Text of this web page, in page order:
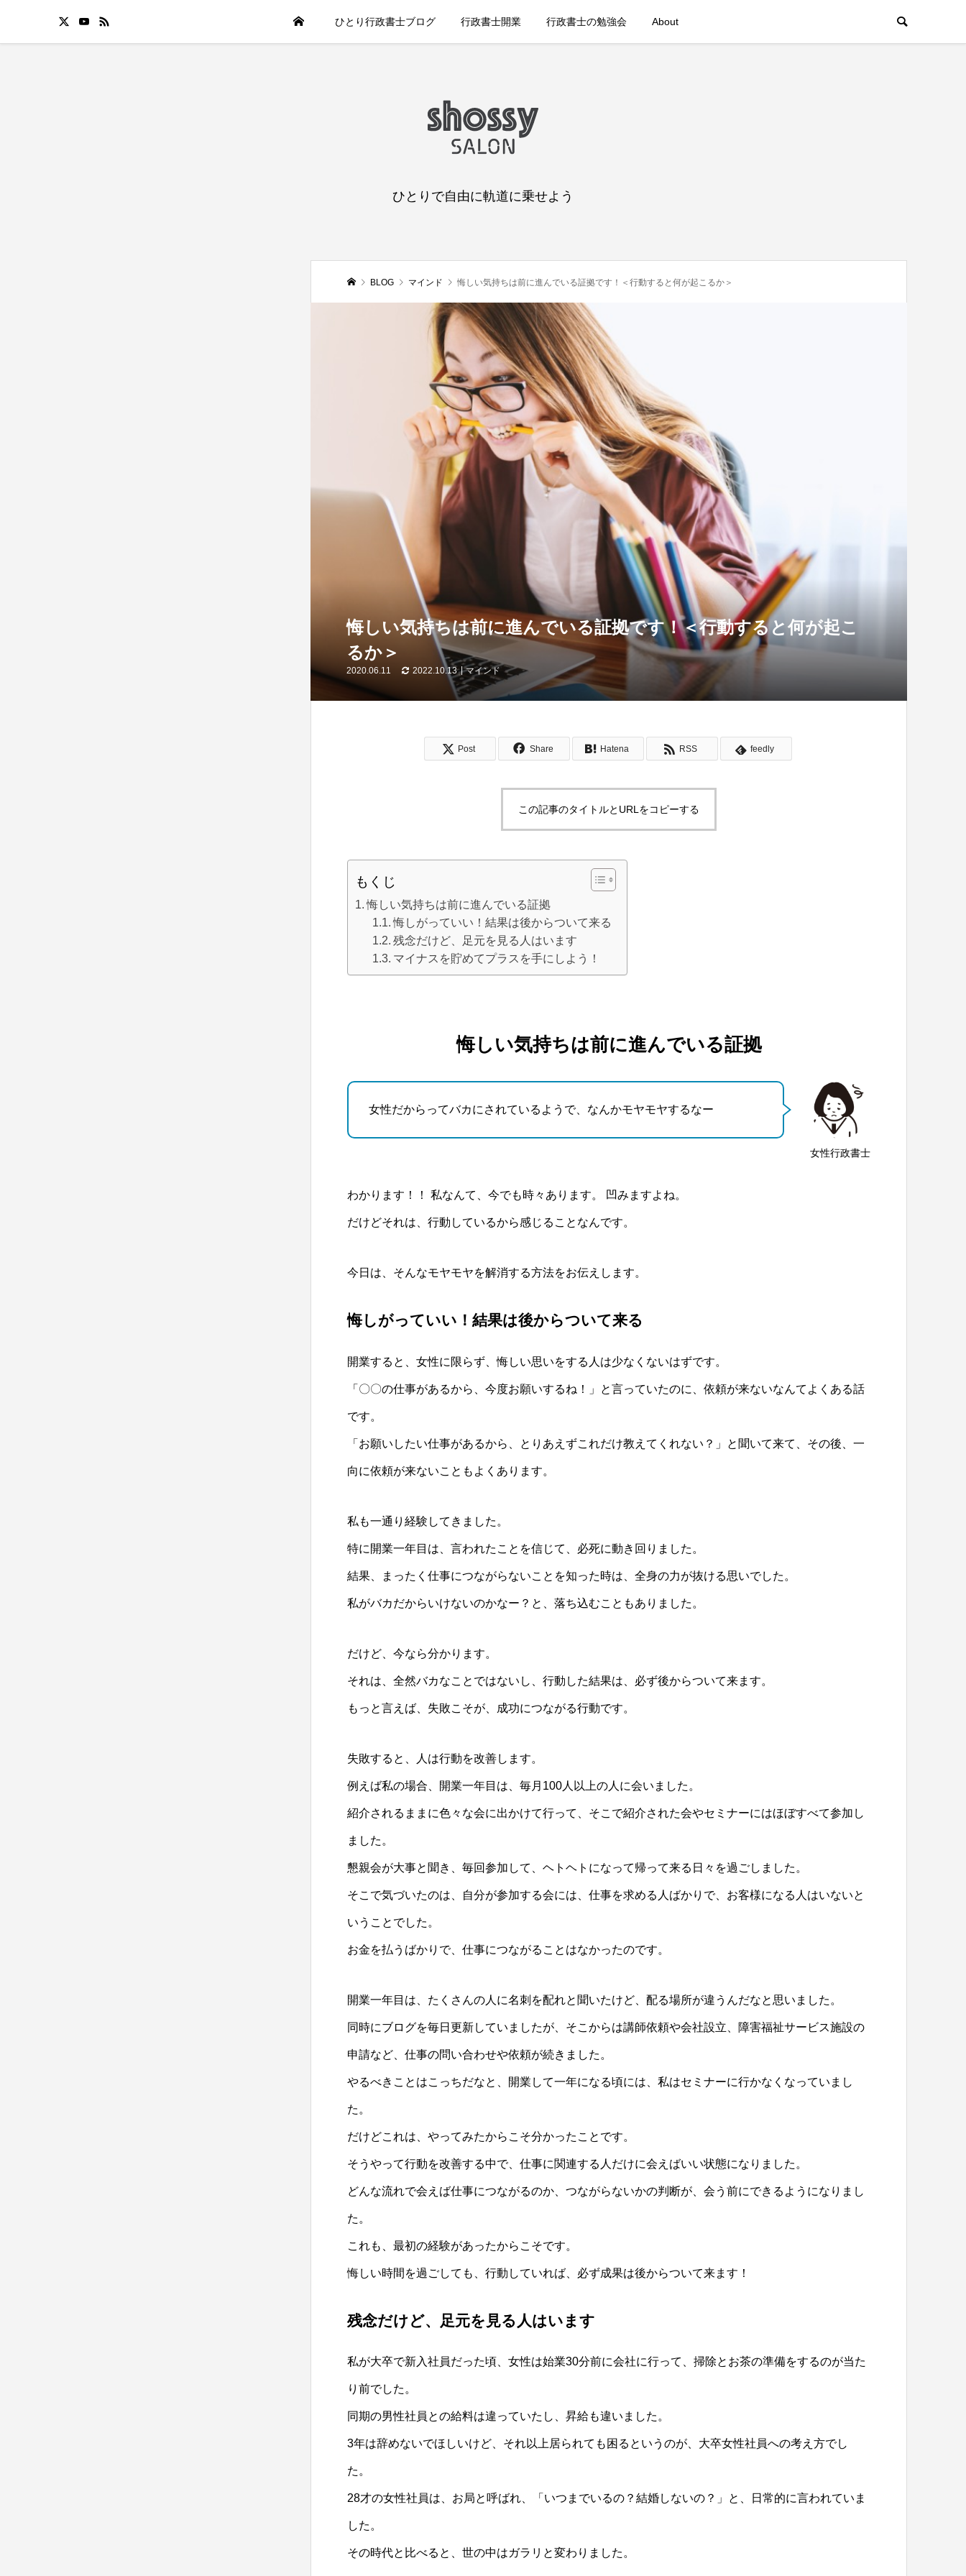
ひとり行政書士ブログ 行政書士開業 行政書士の勉強会 About
ひとりで自由に軌道に乗せよう
BLOG マインド 悔しい気持ちは前に進んでいる証拠です！＜行動すると何が起こるか＞
悔しい気持ちは前に進んでいる証拠です！＜行動すると何が起こ
るか＞
2020.06.11 2022.10.13 マインド
Post Share Hatena RSS feedly
この記事のタイトルとURLをコピーする
もくじ
悔しい気持ちは前に進んでいる証拠
悔しがっていい！結果は後からついて来る
残念だけど、足元を見る人はいます
マイナスを貯めてプラスを手にしよう！
悔しい気持ちは前に進んでいる証拠
女性行政書士
女性だからってバカにされているようで、なんかモヤモヤするなー
わかります！！ 私なんて、今でも時々あります。 凹みますよね。
だけどそれは、行動しているから感じることなんです。
今日は、そんなモヤモヤを解消する方法をお伝えします。
悔しがっていい！結果は後からついて来る
開業すると、女性に限らず、悔しい思いをする人は少なくないはずです。
「〇〇の仕事があるから、今度お願いするね！」と言っていたのに、依頼が来ないなんてよくある話
です。
「お願いしたい仕事があるから、とりあえずこれだけ教えてくれない？」と聞いて来て、その後、一
向に依頼が来ないこともよくあります。
私も一通り経験してきました。
特に開業一年目は、言われたことを信じて、必死に動き回りました。
結果、まったく仕事につながらないことを知った時は、全身の力が抜ける思いでした。
私がバカだからいけないのかなー？と、落ち込むこともありました。
だけど、今なら分かります。
それは、全然バカなことではないし、行動した結果は、必ず後からついて来ます。
もっと言えば、失敗こそが、成功につながる行動です。
失敗すると、人は行動を改善します。
例えば私の場合、開業一年目は、毎月100人以上の人に会いました。
紹介されるままに色々な会に出かけて行って、そこで紹介された会やセミナーにはほぼすべて参加し
ました。
懇親会が大事と聞き、毎回参加して、ヘトヘトになって帰って来る日々を過ごしました。
そこで気づいたのは、自分が参加する会には、仕事を求める人ばかりで、お客様になる人はいないと
いうことでした。
お金を払うばかりで、仕事につながることはなかったのです。
開業一年目は、たくさんの人に名刺を配れと聞いたけど、配る場所が違うんだなと思いました。
同時にブログを毎日更新していましたが、そこからは講師依頼や会社設立、障害福祉サービス施設の
申請など、仕事の問い合わせや依頼が続きました。
やるべきことはこっちだなと、開業して一年になる頃には、私はセミナーに行かなくなっていまし
た。
だけどこれは、やってみたからこそ分かったことです。
そうやって行動を改善する中で、仕事に関連する人だけに会えばいい状態になりました。
どんな流れで会えば仕事につながるのか、つながらないかの判断が、会う前にできるようになりまし
た。
これも、最初の経験があったからこそです。
悔しい時間を過ごしても、行動していれば、必ず成果は後からついて来ます！
残念だけど、足元を見る人はいます
私が大卒で新入社員だった頃、女性は始業30分前に会社に行って、掃除とお茶の準備をするのが当た
り前でした。
同期の男性社員との給料は違っていたし、昇給も違いました。
3年は辞めないでほしいけど、それ以上居られても困るというのが、大卒女性社員への考え方でし
た。
28才の女性社員は、お局と呼ばれ、「いつまでいるの？結婚しないの？」と、日常的に言われていま
した。
その時代と比べると、世の中はガラリと変わりました。